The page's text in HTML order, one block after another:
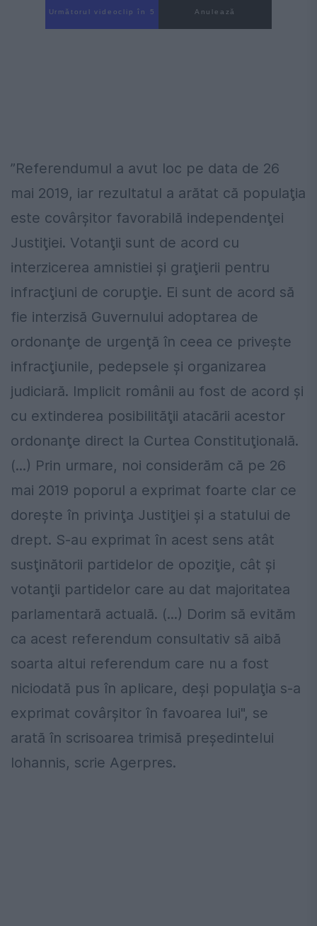
Următorul videoclip în 3 Anulează
”Referendumul a avut loc pe data de 26
mai 2019, iar rezultatul a arătat că populaţia
este covârşitor favorabilă independenţei
Justiţiei. Votanţii sunt de acord cu
interzicerea amnistiei şi graţierii pentru
infracţiuni de corupţie. Ei sunt de acord să
fie interzisă Guvernului adoptarea de
ordonanţe de urgenţă în ceea ce priveşte
infracţiunile, pedepsele şi organizarea
judiciară. Implicit românii au fost de acord şi
cu extinderea posibilităţii atacării acestor
ordonanţe direct la Curtea Constituţională.
(...) Prin urmare, noi considerăm că pe 26
mai 2019 poporul a exprimat foarte clar ce
doreşte în privinţa Justiţiei şi a statului de
drept. S-au exprimat în acest sens atât
susţinătorii partidelor de opoziţie, cât şi
votanţii partidelor care au dat majoritatea
parlamentară actuală. (...) Dorim să evităm
ca acest referendum consultativ să aibă
soarta altui referendum care nu a fost
niciodată pus în aplicare, deşi populaţia s-a
exprimat covârşitor în favoarea lui", se
arată în scrisoarea trimisă preşedintelui
Iohannis, scrie Agerpres.